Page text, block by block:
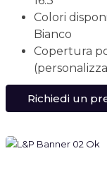
Colori
Bianco
Copertura
Richiedi un